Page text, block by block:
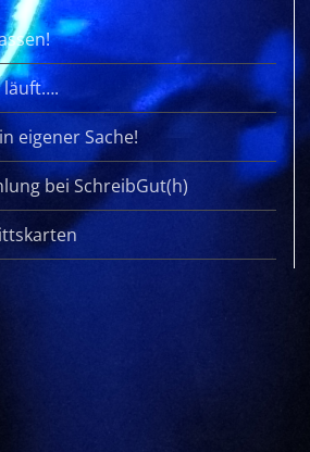
läuft….
eigener Sache!
bei SchreibGut(h)